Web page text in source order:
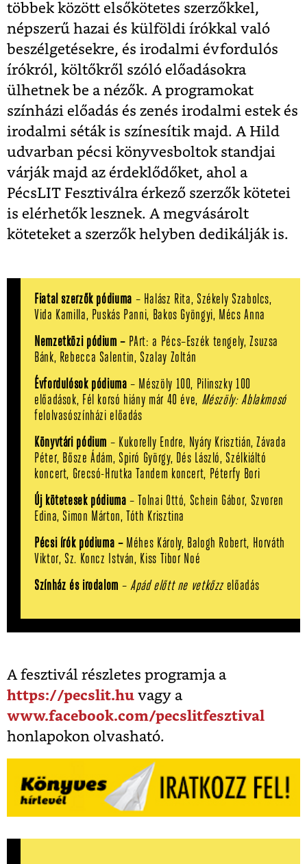
többek között elsőkötetes szerzőkkel,
népszerű hazai és külföldi írókkal való
beszélgetésekre, és irodalmi évfordulós
írókról, költőkről szóló előadásokra
ülhetnek be a nézők. A programokat
színházi előadás és zenés irodalmi estek és
irodalmi séták is színesítik majd. A Hild
udvarban pécsi könyvesboltok standjai
várják majd az érdeklődőket, ahol a
PécsLIT Fesztiválra érkező szerzők kötetei
is elérhetők lesznek. A megvásárolt
köteteket a szerzők helyben dedikálják is.
Fiatal szerzők pódiuma – Halász Rita, Székely Szabolcs,
Vida Kamilla, Puskás Panni, Bakos Gyöngyi, Mécs Anna
Nemzetközi pódium – PArt: a Pécs–Eszék tengely, Zsuzsa
Bánk, Rebecca Salentin, Szalay Zoltán
Évfordulósok pódiuma – Mészöly 100, Pilinszky 100
előadások, Fél korsó hiány már 40 éve, Mészöly: Ablakmosó
felolvasószínházi előadás
Könyvtári pódium – Kukorelly Endre, Nyáry Krisztián, Závada
Péter, Bősze Ádám, Spiró György, Dés László, Szélkiáltó
koncert, Grecsó-Hrutka Tandem koncert, Péterfy Bori
Új kötetesek pódiuma– Tolnai Ottó, Schein Gábor, Szvoren
Edina, Simon Márton, Tóth Krisztina
Pécsi írók pódiuma – Méhes Károly, Balogh Robert, Horváth
Viktor, Sz. Koncz István, Kiss Tibor Noé
Színház és irodalom – Apád előtt ne vetkőzzelőadás
A fesztivál részletes programja a
https://pecslit.hu vagy a
www.facebook.com/pecslitfesztival
honlapokon olvasható.